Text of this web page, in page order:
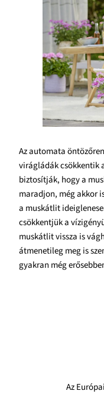
Az automata
virágládák csökkentik
biztosítják, hogy a
maradjon, még akkor
a muskátlit
csökkentjük a
muskátlit vissza is
átmenetileg meg is
gyakran még
Az